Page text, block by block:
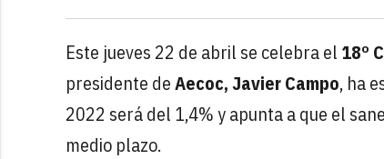
Este jueves 22 de abril se celebra el 18º
presidente deAecoc,Javier Campo, ha
2022 será del 1,4% y apunta a que el
medio plazo.